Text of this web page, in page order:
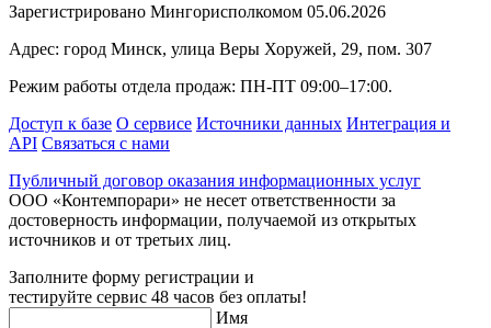
Зарегистрировано Мингорисполкомом 05.06.2026
Адрес: город Минск, улица Веры Хоружей, 29, пом. 307
Режим работы отдела продаж: ПН-ПТ 09:00–17:00.
Доступ к базе О сервисе Источники данных Интеграция и
API Связаться с нами
Публичный договор оказания информационных услуг
ООО «Контемпорари» не несет ответственности за
достоверность информации, получаемой из открытых
источников и от третьих лиц.
Заполните форму регистрации и
тестируйте сервис 48 часов без оплаты!
Имя